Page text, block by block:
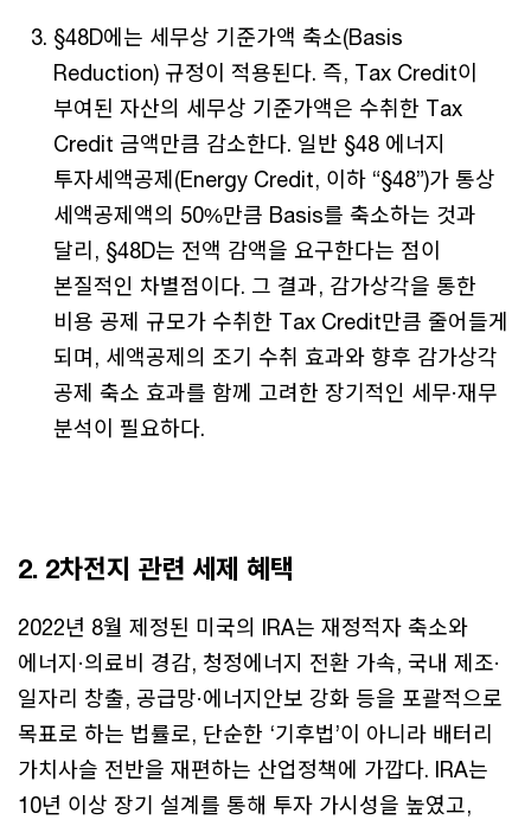
§48D에는 세무상 기준가액 축소(Basis
Reduction) 규정이 적용된다. 즉, Tax Credit이
부여된 자산의 세무상 기준가액은 수취한 Tax
Credit 금액만큼 감소한다. 일반 §48 에너지
투자세액공제(Energy Credit, 이하 “§48”)가 통상
세액공제액의 50%만큼 Basis를 축소하는 것과
달리, §48D는 전액 감액을 요구한다는 점이
본질적인 차별점이다. 그 결과, 감가상각을 통한
비용 공제 규모가 수취한 Tax Credit만큼 줄어들게
되며, 세액공제의 조기 수취 효과와 향후 감가상각
공제 축소 효과를 함께 고려한 장기적인 세무·재무
분석이 필요하다.
2. 2차전지 관련 세제 혜택
2022년 8월 제정된 미국의 IRA는 재정적자 축소와
에너지·의료비 경감, 청정에너지 전환 가속, 국내 제조·
일자리 창출, 공급망·에너지안보 강화 등을 포괄적으로
목표로 하는 법률로, 단순한 ‘기후법’이 아니라 배터리
가치사슬 전반을 재편하는 산업정책에 가깝다. IRA는
10년 이상 장기 설계를 통해 투자 가시성을 높였고,